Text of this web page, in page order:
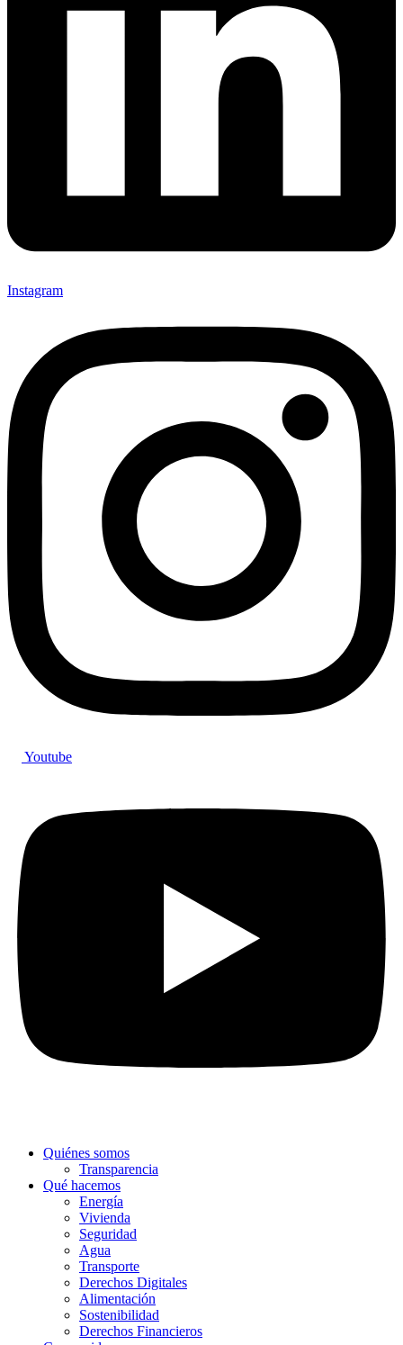
Instagram
Youtube
Quiénes somos
Transparencia
Qué hacemos
Energía
Vivienda
Seguridad
Agua
Transporte
Derechos Digitales
Alimentación
Sostenibilidad
Derechos Financieros